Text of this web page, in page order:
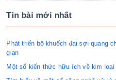
Tin bài mới nhất
Phát triển bộ khuếch đại sợi quang
gian
Một số kiến thức hữu ích về kim loại